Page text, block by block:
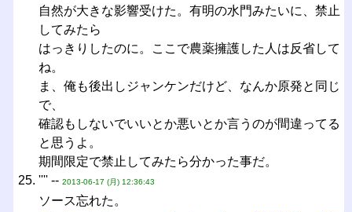
自然が大きな影響受けた。有明の水門みたいに、禁止
してみたら
はっきりしたのに。ここで農薬擁護した人は反省して
ね。
ま、俺も後出しジャンケンだけど、なんか原発と同じ
で、
確認もしないでいいとか悪いとか言うのが間違ってる
と思うよ。
期間限定で禁止してみたら分かった事だ。
'''' -- 2013-06-17 (月) 12:36:43
ソース忘れた。